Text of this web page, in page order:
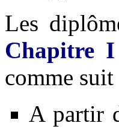
Les
Chapitre
comme suit
A partir